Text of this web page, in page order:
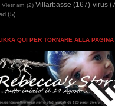
Vietnam (2) Villarbasse (167) virus
(5)
QUI PER TORNARE ALLA